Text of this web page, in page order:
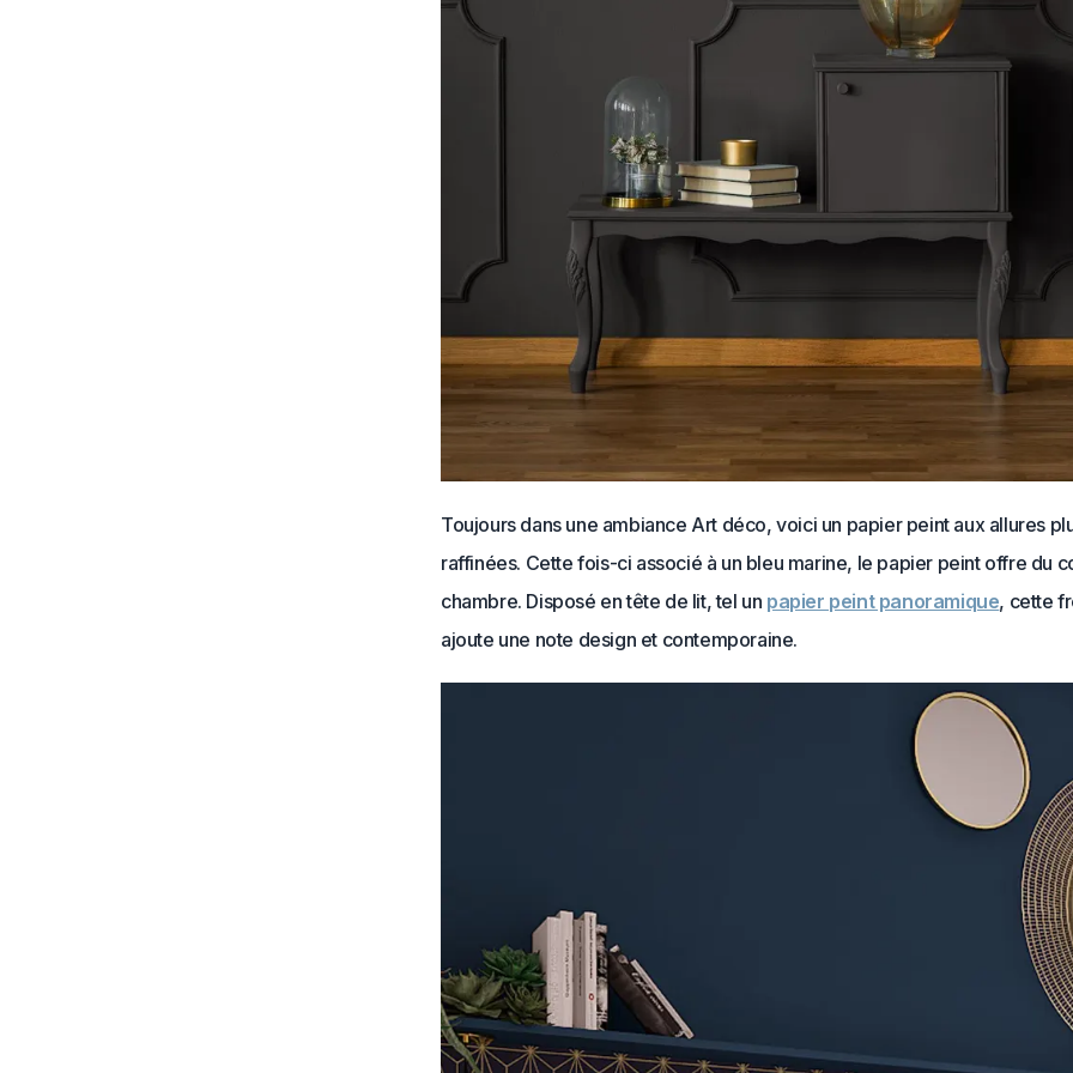
Toujours dans une ambiance Art déco, voici un papier peint aux allures
raffinées. Cette fois-ci associé à un bleu marine, le papier peint offre du
chambre. Disposé en tête de lit, tel un papier peint panoramique, cette
ajoute une note design et contemporaine.